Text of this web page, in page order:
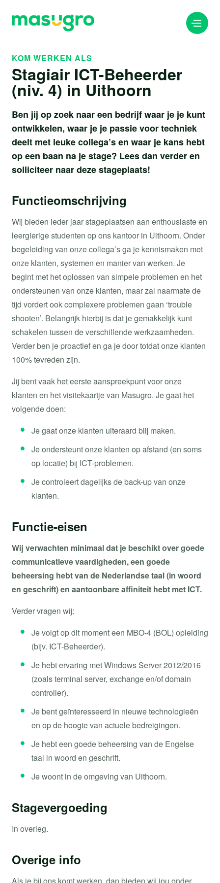
info@masugro.nl
088 040 8200
KOM WERKEN ALS
Stagiair ICT-Beheerder
(niv. 4) in Uithoorn
Ben jij op zoek naar een bedrijf waar je je kunt
ontwikkelen, waar je je passie voor techniek
deelt met leuke collega’s en waar je kans hebt
op een baan na je stage? Lees dan verder en
solliciteer naar deze stageplaats!
Functieomschrijving
Wij bieden ieder jaar stageplaatsen aan enthousiaste en
leergierige studenten op ons kantoor in Uithoorn. Onder
begeleiding van onze collega’s ga je kennismaken met
onze klanten, systemen en manier van werken. Je
begint met het oplossen van simpele problemen en het
ondersteunen van onze klanten, maar zal naarmate de
tijd vordert ook complexere problemen gaan ‘trouble
shooten’. Belangrijk hierbij is dat je gemakkelijk kunt
schakelen tussen de verschillende werkzaamheden.
Verder ben je proactief en ga je door totdat onze klanten
100% tevreden zijn.
Jij bent vaak het eerste aanspreekpunt voor onze
klanten en het visitekaartje van Masugro. Je gaat het
volgende doen:
Je gaat onze klanten uiteraard blij maken.
Je ondersteunt onze klanten op afstand (en soms
op locatie) bij ICT-problemen.
Je controleert dagelijks de back-up van onze
klanten.
Functie-eisen
Wij verwachten minimaal dat je beschikt over goede
communicatieve vaardigheden, een goede
beheersing hebt van de Nederlandse taal (in woord
en geschrift) en aantoonbare affiniteit hebt met ICT.
Verder vragen wij:
Je volgt op dit moment een MBO-4 (BOL) opleiding
(bijv. ICT-Beheerder).
Je hebt ervaring met Windows Server 2012/2016
(zoals terminal server, exchange en/of domain
controller).
Je bent geïnteresseerd in nieuwe technologieën
en op de hoogte van actuele bedreigingen.
Je hebt een goede beheersing van de Engelse
taal in woord en geschrift.
Je woont in de omgeving van Uithoorn.
Stagevergoeding
In overleg.
Overige info
Als je bij ons komt werken, dan bieden wij jou onder